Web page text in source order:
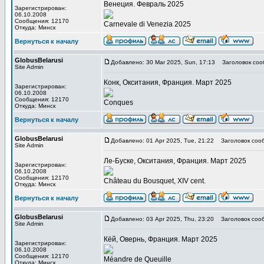
Зарегистрирован:
06.10.2008
Сообщения: 12170
Откуда: Минск
Венеция. Февраль 2025
Carnevale di Venezia 2025
Вернуться к началу
GlobusBelarusi
Site Admin
Зарегистрирован:
06.10.2008
Сообщения: 12170
Откуда: Минск
Добавлено: 30 Mar 2025, Sun, 17:13 Заголовок
Конк, Окситания, Франция. Март 2025
Conques
Вернуться к началу
GlobusBelarusi
Site Admin
Зарегистрирован:
06.10.2008
Сообщения: 12170
Откуда: Минск
Добавлено: 01 Apr 2025, Tue, 21:22 Заголовок
Ле-Буске, Окситания, Франция. Март 2025
Château du Bousquet, XIV cent.
Вернуться к началу
GlobusBelarusi
Site Admin
Зарегистрирован:
06.10.2008
Сообщения: 12170
Откуда: Минск
Добавлено: 03 Apr 2025, Thu, 23:20 Заголовок
Кёй, Овернь, Франция. Март 2025
Méandre de Queuille